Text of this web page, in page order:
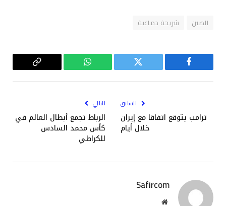
الصين شريحة دماغية
فيسبوك تويتر واتساب
Copy
السابق
ترامب يتوقع اتفاقا مع إيران
خلال أيام
التالي
الرباط تجمع أبطال العالم في
كأس محمد السادس
للكراطي
Safircom
موقع